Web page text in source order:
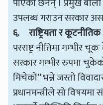
उपलब्ध गराउन सरकार
६. राष्ट्रियता र
परराष्ट्र नीतिमा गम्भीर
सरकार गम्भीर रुपमा
मिचेको” भन्ने जस्तो
प्रधानमन्त्रीले सो